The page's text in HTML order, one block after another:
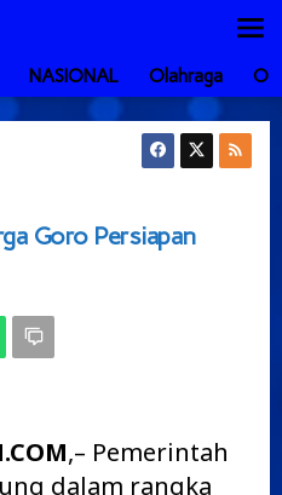
NASIONAL Olahraga
Goro Persiapan
,– Pemerintah
dalam rangka